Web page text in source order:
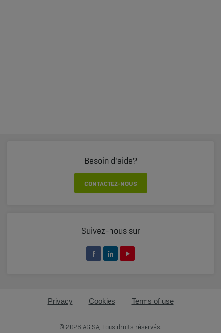
Besoin d'aide?
CONTACTEZ-NOUS
Suivez-nous sur
Privacy Cookies Terms of use
© 2026 AG SA, Tous droits réservés.